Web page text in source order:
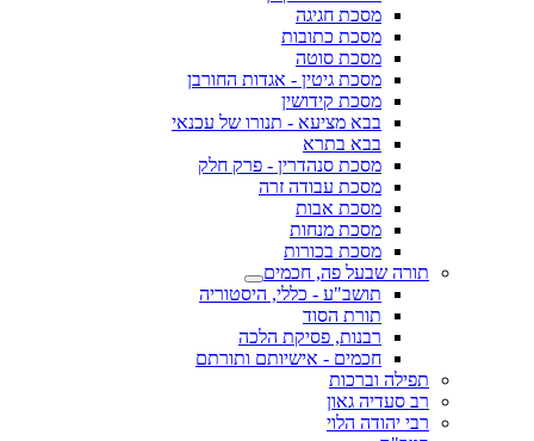
מסכת חגיגה
מסכת כתובות
מסכת סוטה
מסכת גיטין - אגדות החורבן
מסכת קידושין
בבא מציעא - תנורו של עכנאי
בבא בתרא
מסכת סנהדרין - פרק חלק
מסכת עבודה זרה
מסכת אבות
מסכת מנחות
מסכת בכורות
תורה שבעל פה, חכמים
תושב"ע - כללי, היסטוריה
תורת הסוד
רבנות, פסיקת הלכה
חכמים - אישיותם ותורתם
תפילה וברכות
רב סעדיה גאון
רבי יהודה הלוי